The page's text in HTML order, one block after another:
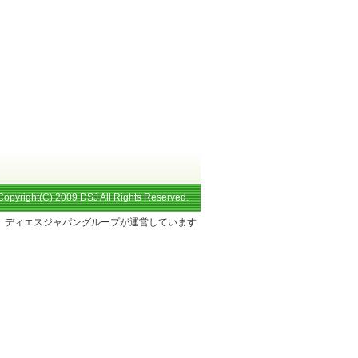
2009 DSJ All Rights Reserved.
ディエスジャパングループが運営しています